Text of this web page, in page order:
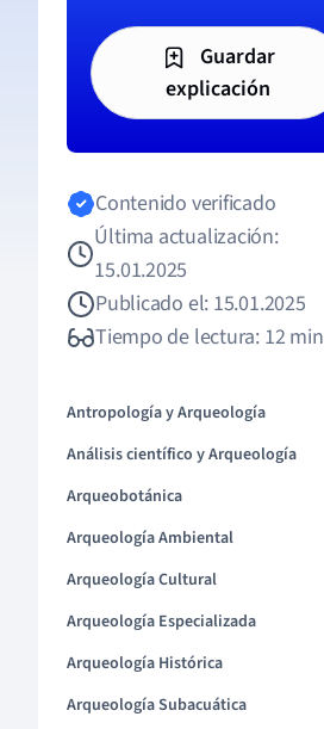
Guardar
explicación
Contenido verificado
Última actualización:
15.01.2025
Publicado el: 15.01.2025
Tiempo de lectura: 12 min
Antropología y Arqueología
Análisis científico y Arqueología
Arqueobotánica
Arqueología Ambiental
Arqueología Cultural
Arqueología Especializada
Arqueología Histórica
Arqueología Subacuática